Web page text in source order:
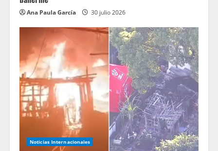
Ana Paula García 30 julio 2026
Noticias Internacionales